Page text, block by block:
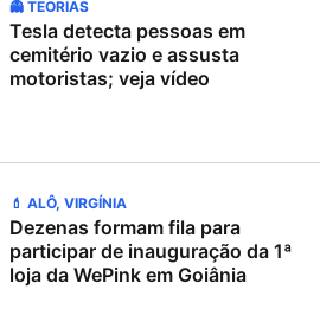
👻 TEORIAS
Tesla detecta pessoas em
cemitério vazio e assusta
motoristas; veja vídeo
💄 ALÔ, VIRGÍNIA
Dezenas formam fila para
participar de inauguração da 1ª
loja da WePink em Goiânia